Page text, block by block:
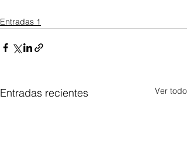
Entradas 1
Entradas recientes Ver todo